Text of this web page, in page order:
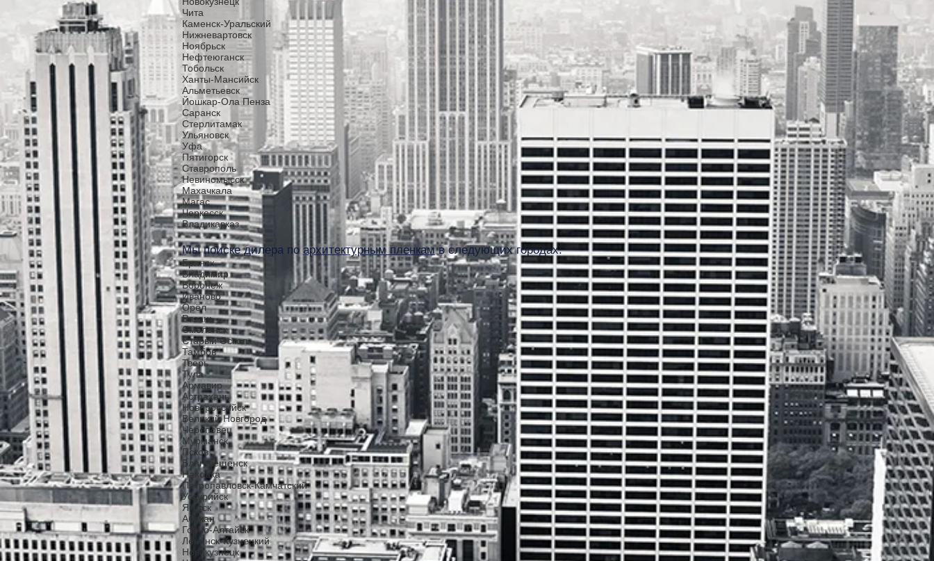
Чита
Каменск-Уральский
Нижневартовск
Ноябрьск
Нефтеюганск
Тобольск
Ханты-Мансийск
Альметьевск
Йошкар-Ола Пенза
Саранск
Стерлитамак
Ульяновск
Уфа
Пятигорск
Ставрополь
Невиномысск
Махачкала
Магас
Черкесск
Владикавказ
Мы поиске дилера поархитектурным пленкамв следующих городах:
Брянск
Владимир
Воронеж
Иваново
Орёл
Рязань
Смоленск
Старый Оскол
Тамбов
Тверь
Тула
Армавир
Астрахань
Новороссийск
Великий Новгород
Череповец
Мурманск
Псков
Благовещенск
Находка
Петропавловск-Камчатский
Уссурийск
Якутск
Абакан
Горно-Алтайск
Ленинск-Кузнецкий
Новокузнецк